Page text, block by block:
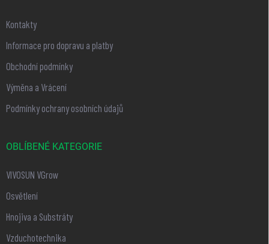
Kontakty
Informace pro dopravu a platby
Obchodní podmínky
Výměna a Vrácení
Podmínky ochrany osobních údajů
OBLÍBENÉ KATEGORIE
VIVOSUN VGrow
Osvětlení
Hnojiva a Substráty
Vzduchotechnika